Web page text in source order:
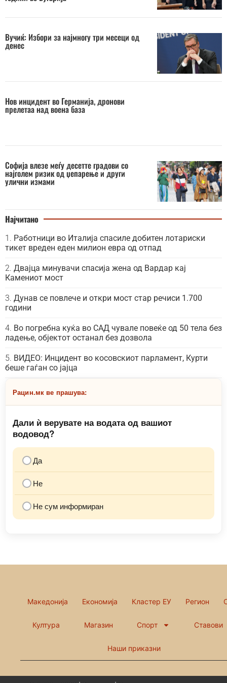
Вучиќ: Избори за најмногу три месеци од
денес
Нов инцидент во Германија, дронови
прелетаа над воена база
Софија влезе меѓу десетте градови со
најголем ризик од џепарење и други
улични измами
Најчитано
Работници во Италија спасиле добитен лотариски
тикет вреден еден милион евра од отпад
Двајца минувачи спасија жена од Вардар кај
Камениот мост
Дунав се повлече и откри мост стар речиси 1.700
години
Во погребна куќа во САД чувале повеќе од 50 тела без
ладење, објектот останал без дозвола
ВИДЕО: Инцидент во косовскиот парламент, Курти
беше гаѓан со јајца
Рацин.мк ве прашува:
Дали ѝ верувате на водата од вашиот
водовод?
Да
Не
Не сум информиран
Македонија Економија Кластер ЕУ Регион
Култура Магазин Спорт Ставови
Наши приказни